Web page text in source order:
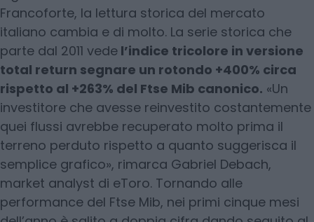
Francoforte, la lettura storica del mercato
italiano cambia e di molto. La serie storica che
parte dal 2011 vede l’indice tricolore in versione
total return segnare un rotondo +400% circa
rispetto al +263% del Ftse Mib canonico. «Un
investitore che avesse reinvestito costantemente
quei flussi avrebbe recuperato molto prima il
terreno perduto rispetto a quanto suggerisca il
semplice grafico», rimarca Gabriel Debach,
market analyst di eToro. Tornando alle
performance del Ftse Mib, nei primi cinque mesi